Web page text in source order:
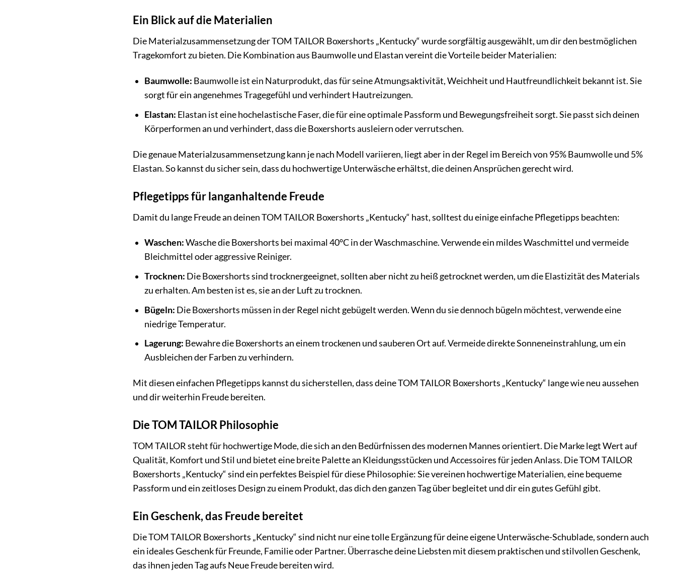
Ein Blick auf die Materialien
Die Materialzusammensetzung der TOM TAILOR Boxershorts „Kentucky“ wurde sorgfältig ausgewählt, um dir den bestmöglichen
Tragekomfort zu bieten. Die Kombination aus Baumwolle und Elastan vereint die Vorteile beider Materialien:
Baumwolle: Baumwolle ist ein Naturprodukt, das für seine Atmungsaktivität, Weichheit und Hautfreundlichkeit bekannt ist. Sie
sorgt für ein angenehmes Tragegefühl und verhindert Hautreizungen.
Elastan: Elastan ist eine hochelastische Faser, die für eine optimale Passform und Bewegungsfreiheit sorgt. Sie passt sich deinen
Körperformen an und verhindert, dass die Boxershorts ausleiern oder verrutschen.
Die genaue Materialzusammensetzung kann je nach Modell variieren, liegt aber in der Regel im Bereich von 95% Baumwolle und 5%
Elastan. So kannst du sicher sein, dass du hochwertige Unterwäsche erhältst, die deinen Ansprüchen gerecht wird.
Pflegetipps für langanhaltende Freude
Damit du lange Freude an deinen TOM TAILOR Boxershorts „Kentucky“ hast, solltest du einige einfache Pflegetipps beachten:
Waschen:Wasche die Boxershorts bei maximal 40°C in der Waschmaschine. Verwende ein mildes Waschmittel und vermeide
Bleichmittel oder aggressive Reiniger.
Trocknen: Die Boxershorts sind trocknergeeignet, sollten aber nicht zu heiß getrocknet werden, um die Elastizität des Materials
zu erhalten. Am besten ist es, sie an der Luft zu trocknen.
Bügeln: Die Boxershorts müssen in der Regel nicht gebügelt werden. Wenn du sie dennoch bügeln möchtest, verwende eine
niedrige Temperatur.
Lagerung: Bewahre die Boxershorts an einem trockenen und sauberen Ort auf. Vermeide direkte Sonneneinstrahlung, um ein
Ausbleichen der Farben zu verhindern.
Mit diesen einfachen Pflegetipps kannst du sicherstellen, dass deine TOM TAILOR Boxershorts „Kentucky“ lange wie neu aussehen
und dir weiterhin Freude bereiten.
Die TOM TAILOR Philosophie
TOM TAILOR steht für hochwertige Mode, die sich an den Bedürfnissen des modernen Mannes orientiert. Die Marke legt Wert auf
Qualität, Komfort und Stil und bietet eine breite Palette an Kleidungsstücken und Accessoires für jeden Anlass. Die TOM TAILOR
Boxershorts „Kentucky“ sind ein perfektes Beispiel für diese Philosophie: Sie vereinen hochwertige Materialien, eine bequeme
Passform und ein zeitloses Design zu einem Produkt, das dich den ganzen Tag über begleitet und dir ein gutes Gefühl gibt.
Ein Geschenk, das Freude bereitet
Die TOM TAILOR Boxershorts „Kentucky“ sind nicht nur eine tolle Ergänzung für deine eigene Unterwäsche-Schublade, sondern auch
ein ideales Geschenk für Freunde, Familie oder Partner. Überrasche deine Liebsten mit diesem praktischen und stilvollen Geschenk,
das ihnen jeden Tag aufs Neue Freude bereiten wird.